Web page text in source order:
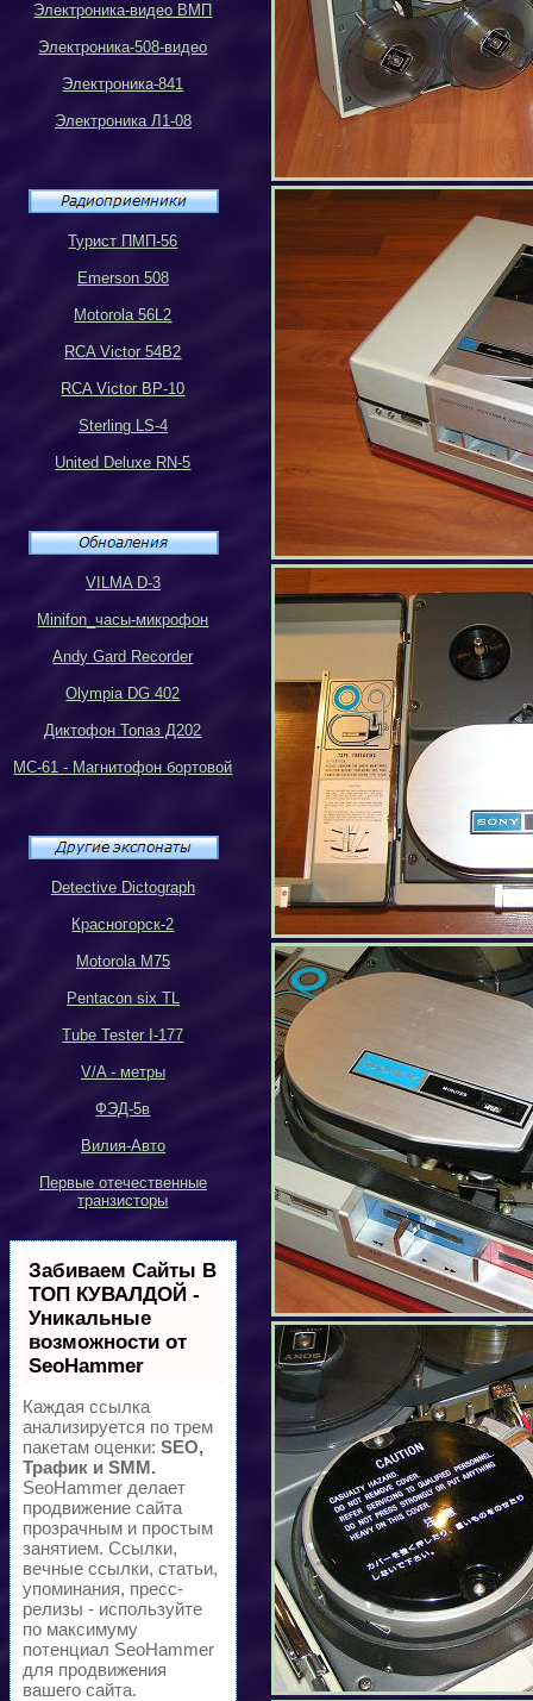
Электроника-видео ВМП
Электроника-508-видео
Электроника-841
Электроника Л1-08
Турист ПМП-56
Emerson 508
Motorola 56L2
RCA Victor 54B2
RCA Victor BP-10
Sterling LS-4
United Deluxe RN-5
VILMA D-3
Minifon_часы-микрофон
Andy Gard Recorder
Olympia DG 402
Диктофон Топаз Д202
МС-61 - Магнитофон бортовой
Detective Dictograph
Красногорск-2
Motorola M75
Pentacon six TL
Tube Tester I-177
V/A - метры
ФЭД-5в
Вилия-Авто
Первые отечественные
транзисторы
Забиваем Сайты В
ТОП КУВАЛДОЙ -
Уникальные
возможности от
SeoHammer
Каждая ссылка
анализируется по трем
пакетам оценки: SEO,
Трафик и SMM.
SeoHammer делает
продвижение сайта
прозрачным и простым
занятием. Ссылки,
вечные ссылки, статьи,
упоминания, пресс-
релизы - используйте
по максимуму
потенциал SeoHammer
для продвижения
вашего сайта.